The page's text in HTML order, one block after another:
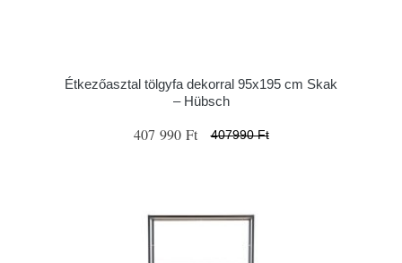
Étkezőasztal tölgyfa dekorral 95x195 cm Skak
– Hübsch
407 990 Ft 407990 Ft